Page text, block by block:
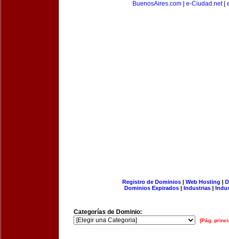
BuenosAires.com
e-Ciudad.net|
Registro de Dominios| Web Hosting |
Dominios Expirados | Industrias |
Categorías de Dominio:
[Pág.